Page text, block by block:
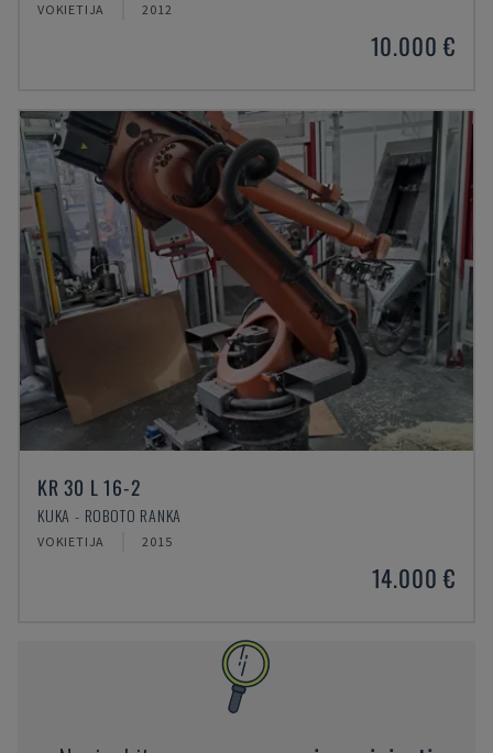
VOKIETIJA 2012
10.000 €
KR 30 L 16-2
KUKA - ROBOTO RANKA
VOKIETIJA 2015
14.000 €